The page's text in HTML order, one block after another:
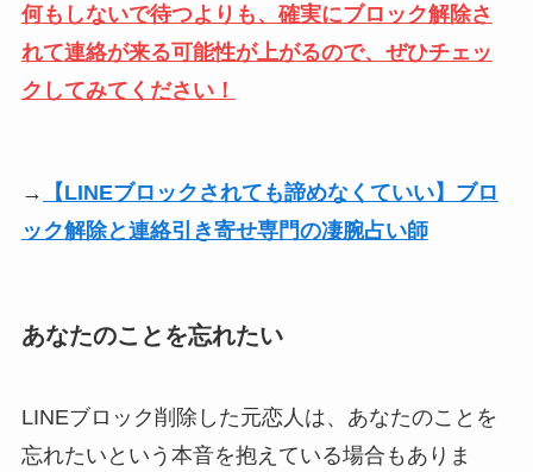
何もしないで待つよりも、確実にブロック解除さ
れて連絡が来る可能性が上がるので、ぜひチェッ
クしてみてください！
→
【LINEブロックされても諦めなくていい】ブロ
ック解除と連絡引き寄せ専門の凄腕占い師
あなたのことを忘れたい
LINEブロック削除した元恋人は、あなたのことを
忘れたいという本音を抱えている場合もありま